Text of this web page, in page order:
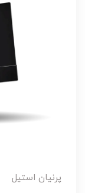
پرنیان استیل